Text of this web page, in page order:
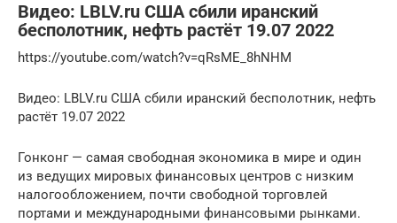
Видео: LBLV.ru США сбили иранский
бесполотник, нефть растёт 19.07 2022
https://youtube.com/watch?v=qRsME_8hNHM
Видео: LBLV.ru США сбили иранский бесполотник, нефть
растёт 19.07 2022
Гонконг — самая свободная экономика в мире и один
из ведущих мировых финансовых центров с низким
налогообложением, почти свободной торговлей
портами и международными финансовыми рынками.